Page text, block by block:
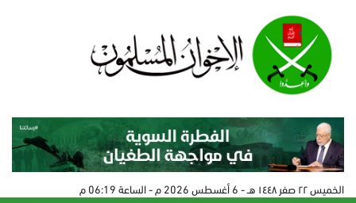
الخميس ٢٢ صفر ١٤٤٨ هـ - 6 أغسطس 2026 م - الساعة 06:19 م